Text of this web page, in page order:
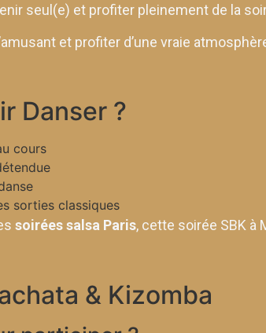
seul(e) et profiter pleinement de la
et profiter d’une vraie
Danser ?
cours
sorties classiques
soirées salsa Paris, cette soirée SBK à
& Kizomba